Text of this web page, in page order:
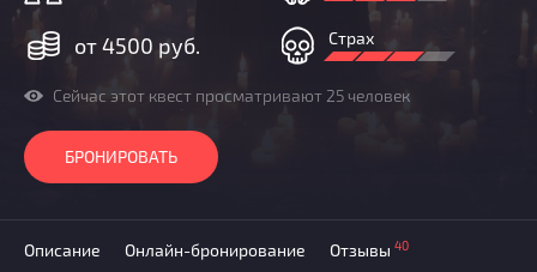
Партнерам
от 4500 руб. Страх
Сейчас этот квест просматривают 25 человек
БРОНИРОВАТЬ
Описание Онлайн-бронирование Отзывы 40